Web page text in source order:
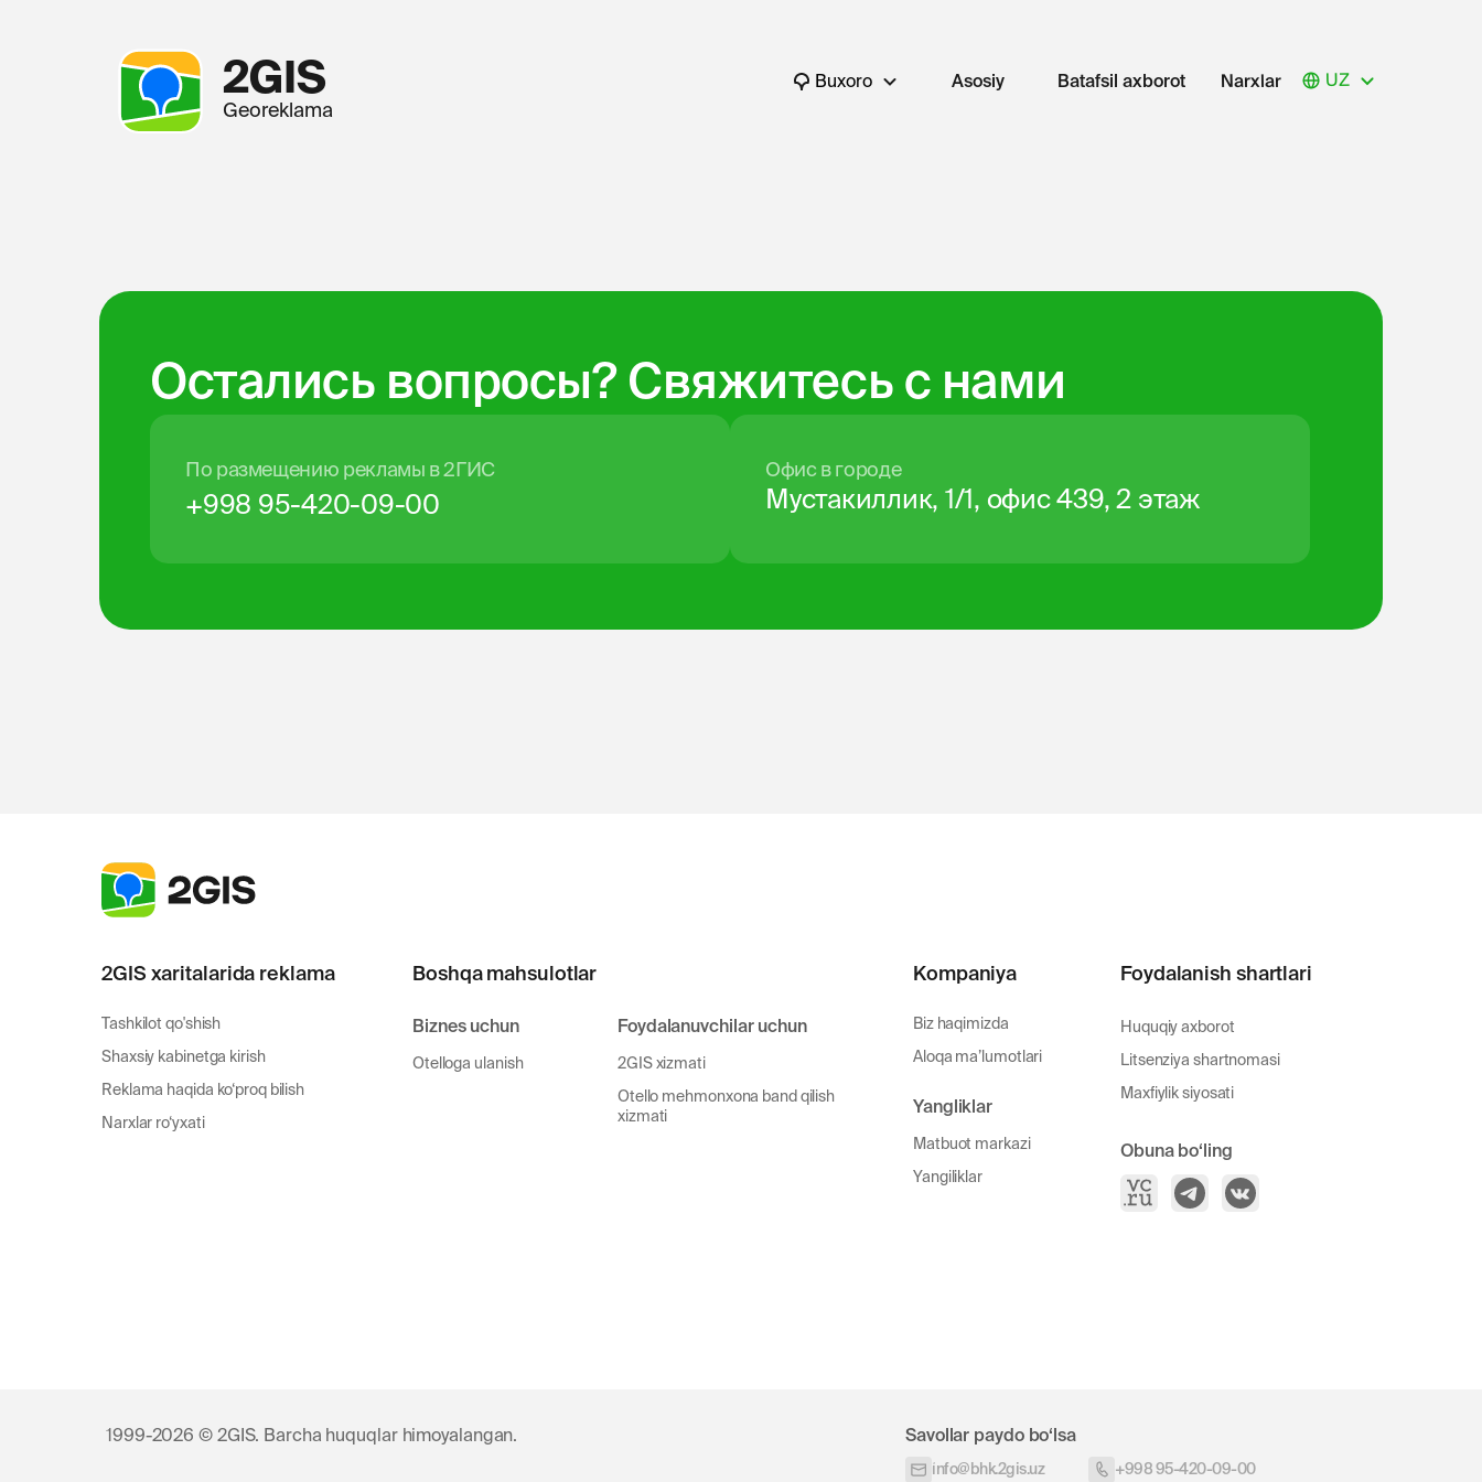
Asosiy Batafsil axborot Narxlar
Buxoro UZ
2GIS
Georeklama
Остались вопросы? Свяжитесь с нами
По размещению рекламы в 2ГИС
+998 95-420-09-00
Офис в городе
Мустакиллик, 1/1, офис 439, 2 этаж
Maxfiylik siyosati
Huquqiy axborot
Foydalanish shartlari
Litsenziya shartnomasi
Obuna bo‘ling
Biz haqimizda
Kompaniya
Aloqa ma’lumotlari
Matbuot markazi
Yangliklar
Yangiliklar
Tashkilot qo'shish
Shaxsiy kabinetga kirish
2GIS xaritalarida reklama
Reklama haqida ko‘proq bilish
Narxlar ro‘yxati
Boshqa mahsulotlar
Otelloga ulanish
Biznes uchun
2GIS xizmati
Otello mehmonxona band qilish
xizmati
Foydalanuvchilar uchun
1999-2026 © 2GIS. Barcha huquqlar himoyalangan. Savollar paydo bo‘lsa
info@bhk.2gis.uz +998 95-420-09-00